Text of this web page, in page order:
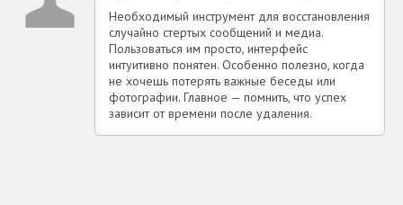
Необходимый инструмент для восстановления
случайно стертых сообщений и медиа.
Пользоваться им просто, интерфейс
интуитивно понятен. Особенно полезно, когда
не хочешь потерять важные беседы или
фотографии. Главное — помнить, что успех
зависит от времени после удаления.